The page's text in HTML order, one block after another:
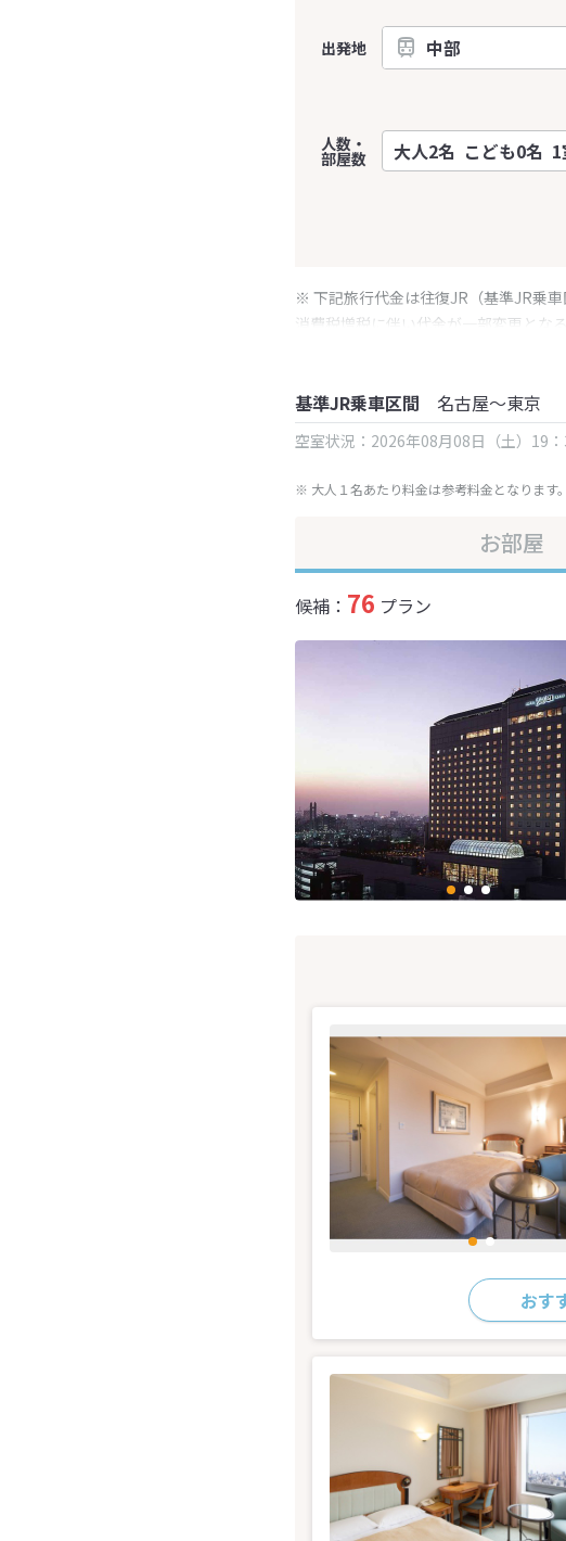
出発地
人数・
部屋数
※ 下記旅行代金は往復JR（基準JR乗車
消費税増税に伴い代金が一部変更とな
※ 表示されている旅行代金・プラン内
基準JR乗車区間 名古屋～東京
空室状況：2026年08月08日（土）19
※ 大人１名あたり料金は参考料金となります。
お部屋
候補： 76 プラン
おす